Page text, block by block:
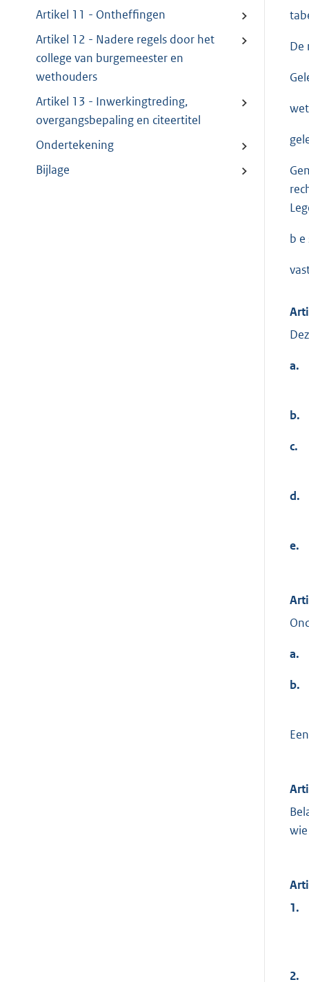
Artikel 11 - Ontheffingen
Artikel 12 - Nadere regels door het
college van burgemeester en
wethouders
Artikel 13 - Inwerkingtreding,
overgangsbepaling en citeertitel
Ondertekening
Bijlage
De
b e
a.
b.
c.
d.
e.
a.
b.
1.
2.